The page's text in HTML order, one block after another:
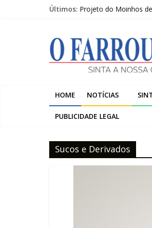
Últimos: Projeto do Moinhos
Sicredi Serrana
Farroupilha recebe o
O
Cidade
HOME NOTÍCIAS
PUBLICIDADE LEGAL
Sucos e Derivados